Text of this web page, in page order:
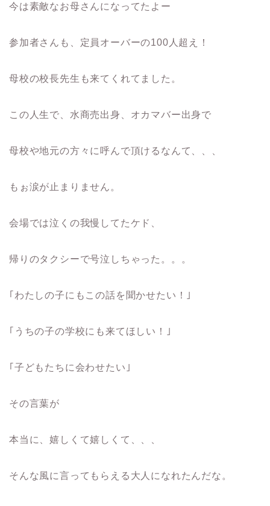
今は素敵なお母さんになってたよー
参加者さんも、定員オーバーの100人超え！
母校の校長先生も来てくれてました。
この人生で、水商売出身、オカマバー出身で
母校や地元の方々に呼んで頂けるなんて、、、
もぉ涙が止まりません。
会場では泣くの我慢してたケド、
帰りのタクシーで号泣しちゃった。。。
｢わたしの子にもこの話を聞かせたい！｣
｢うちの子の学校にも来てほしい！｣
｢子どもたちに会わせたい｣
その言葉が
本当に、嬉しくて嬉しくて、、、
そんな風に言ってもらえる大人になれたんだな。